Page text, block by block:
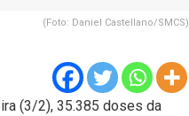
(Foto: Daniel Castellano/SMCS)
(3/2), 35.385 doses da